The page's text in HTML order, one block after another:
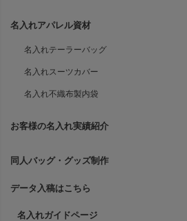
名入れアパレル資材
名入れテーラーバッグ
名入れスーツカバー
名入れ不織布製内袋
お客様の名入れ実績紹介
同人バッグ・グッズ制作
データ入稿はこちら
名入れガイドページ